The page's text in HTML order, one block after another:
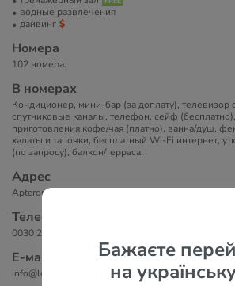
Бажаєте
на
водные развлечения
дайвинг
Номера
102 номера.
В номерах
Кондиционер, мини-бар (за доплату), телевизор
спутниковые каналы, телефон, сейф
приготовления кофе/чая (платно), ванна/душ,
халаты и тапочки, бесплатный Wi-Fi интернет,
(по запросу), балкон/терраса.
Адрес
Apteron Street, Kato Daratso, Като-Даратсо, 73100,
Телефоны
0030 2821 607 000
Е-маil
info@ledrahotelsandvillas.com